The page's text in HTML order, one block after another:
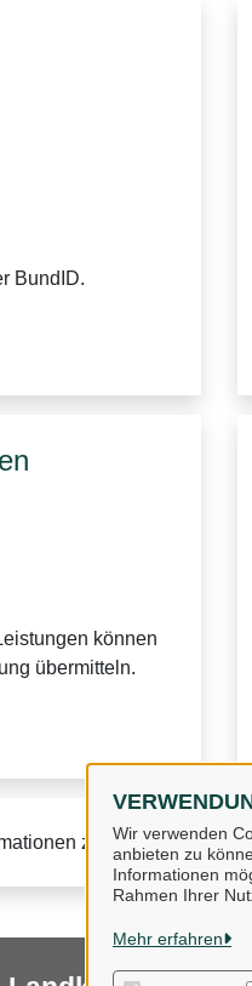
Wir verwenden
anbieten zu
Informationen
Rahmen Ihrer
Mehr erfahren
BundID.
können
übermitteln.
zur BundID finden